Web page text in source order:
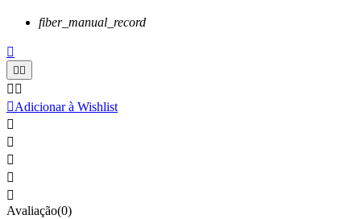
fiber_manual_record

 
 
Adicionar à Wishlist





Avaliação(0)